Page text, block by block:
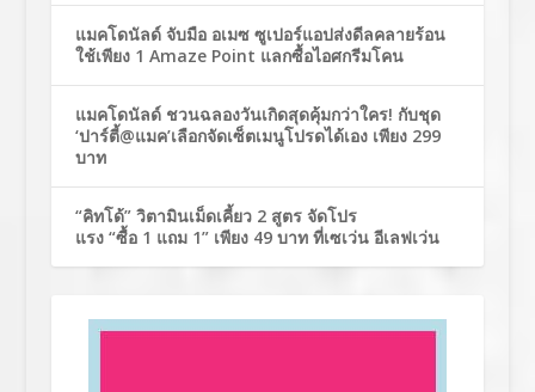
แมคโดนัลด์ จับมือ อเมซ ซูเปอร์แอปส่งดีลคลายร้อน
ใช้เพียง 1 Amaze Point แลกซื้อไอศกรีมโคน
แมคโดนัลด์ ชวนฉลองวันเกิดสุดคุ้มกว่าใคร! กับชุด
‘ปาร์ตี้@แมค’เลือกจัดเซ็ตเมนูโปรดได้เอง เพียง 299
บาท
“คิทโด้” วิตามินเม็ดเคี้ยว 2 สูตร จัดโปร
แรง “ซื้อ 1 แถม 1” เพียง 49 บาท ที่เซเว่น อีเลฟเว่น